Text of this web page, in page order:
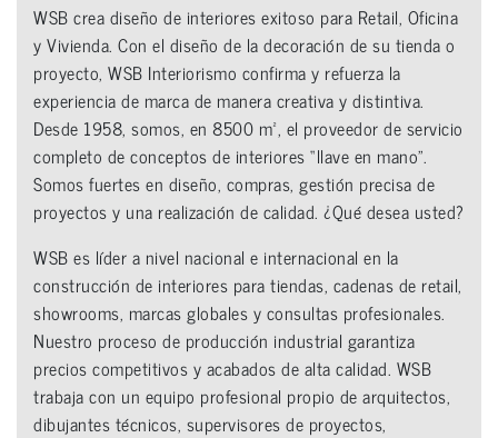
WSB crea diseño de interiores exitoso para Retail, Oficina
y Vivienda. Con el diseño de la decoración de su tienda o
proyecto, WSB Interiorismo confirma y refuerza la
experiencia de marca de manera creativa y distintiva.
Desde 1958, somos, en 8500 m², el proveedor de servicio
completo de conceptos de interiores “llave en mano”.
Somos fuertes en diseño, compras, gestión precisa de
proyectos y una realización de calidad. ¿Qué desea usted?
WSB es líder a nivel nacional e internacional en la
construcción de interiores para tiendas, cadenas de retail,
showrooms, marcas globales y consultas profesionales.
Nuestro proceso de producción industrial garantiza
precios competitivos y acabados de alta calidad. WSB
trabaja con un equipo profesional propio de arquitectos,
dibujantes técnicos, supervisores de proyectos,